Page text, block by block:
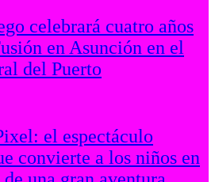
celebrará cuatro años
en Asunción en el
del Puerto
el espectáculo
convierte a los niños en